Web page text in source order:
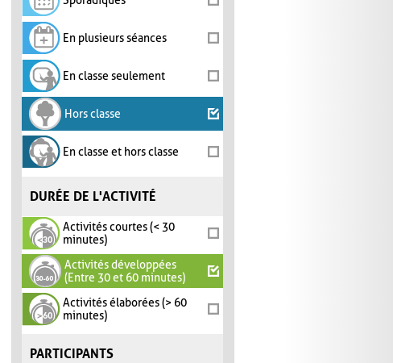
En plusieurs séances
En classe seulement
Hors classe
En classe et hors classe
DURÉE DE L'ACTIVITÉ
Activités courtes (< 30
minutes)
Activités développées
(Entre 30 et 60 minutes)
Activités élaborées (> 60
minutes)
PARTICIPANTS